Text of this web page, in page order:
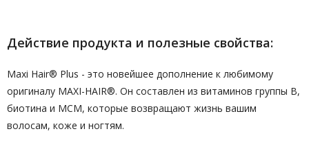
Действие продукта и полезные свойства:
Maxi Hair® Plus - это новейшее дополнение к любимому
оригиналу MAXI-HAIR®. Он составлен из витаминов группы В,
биотина и МСМ, которые возвращают жизнь вашим
волосам, коже и ногтям.